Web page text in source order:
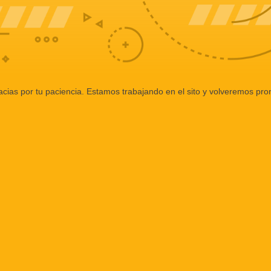
por tu paciencia. Estamos trabajando en el sito y volveremos